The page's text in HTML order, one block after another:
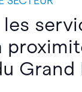
les
Grand